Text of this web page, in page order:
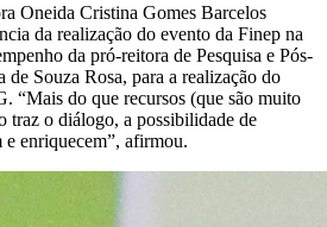
Oneida Cristina Gomes Barcelos
da realização do evento da Finep na
da pró-reitora de Pesquisa e Pós-
de Souza Rosa, para a realização do
“Mais do que recursos (que são muito
traz o diálogo, a possibilidade de
enriquecem”, afirmou.